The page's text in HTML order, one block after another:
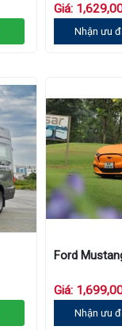
Giá:
Nhận ưu
Ford
Giá:
Nhận ưu